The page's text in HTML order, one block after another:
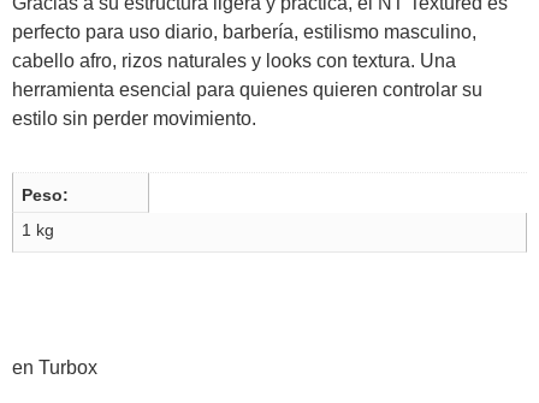
perfecto para uso diario, barbería, estilismo masculino,
cabello afro, rizos naturales y looks con textura. Una
herramienta esencial para quienes quieren controlar su
estilo sin perder movimiento.
Peso
1 kg
en Turbox